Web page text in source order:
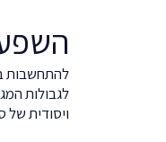
להתחשבות
לגבולות
ויסודית